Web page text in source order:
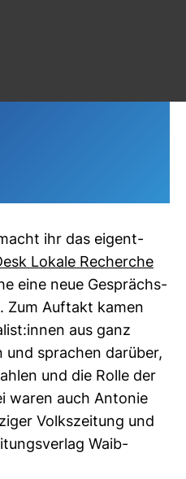
ihr das eigent­
Lokale Recherche
eine neue Gesprächs­
Zum Auf­takt kamen
aus ganz
und spra­chen dar­über,
und die Rolle der
waren auch Antonie
Volks­zei­tung und
Waib­